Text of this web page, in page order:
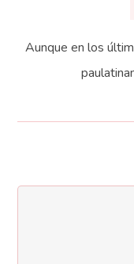
Aunque en los